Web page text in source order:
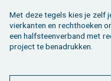
Met deze te­gels kies je zelf
vier­kan­ten en recht­hoe­ken
een half­steen­ver­band met
pro­ject te be­na­druk­ken.